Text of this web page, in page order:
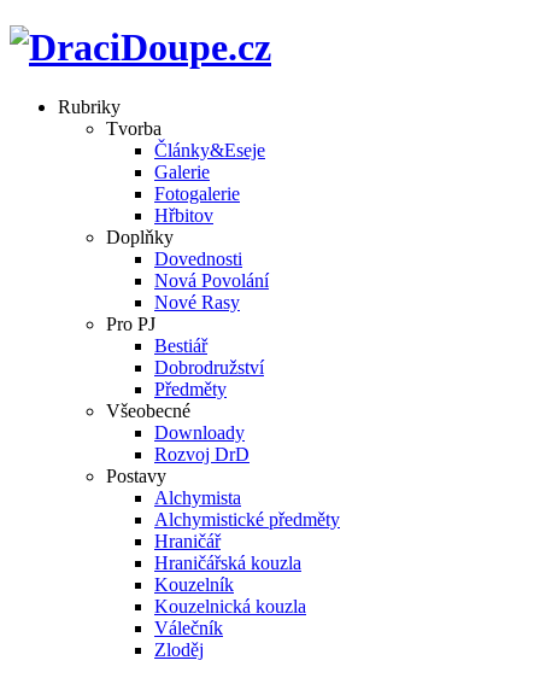
Rubriky
Tvorba
Články&Eseje
Galerie
Fotogalerie
Hřbitov
Doplňky
Dovednosti
Nová Povolání
Nové Rasy
Pro PJ
Bestiář
Dobrodružství
Předměty
Všeobecné
Downloady
Rozvoj DrD
Postavy
Alchymista
Alchymistické předměty
Hraničář
Hraničářská kouzla
Kouzelník
Kouzelnická kouzla
Válečník
Zloděj